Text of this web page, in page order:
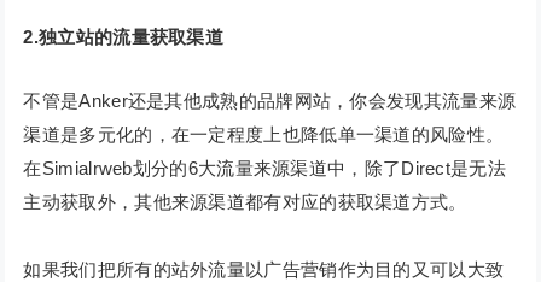
2.独立站的流量获取渠道
不管是Anker还是其他成熟的品牌网站，你会发现其流量来源
渠道是多元化的，在一定程度上也降低单一渠道的风险性。
在Simialrweb划分的6大流量来源渠道中，除了Direct是无法
主动获取外，其他来源渠道都有对应的获取渠道方式。
如果我们把所有的站外流量以广告营销作为目的又可以大致